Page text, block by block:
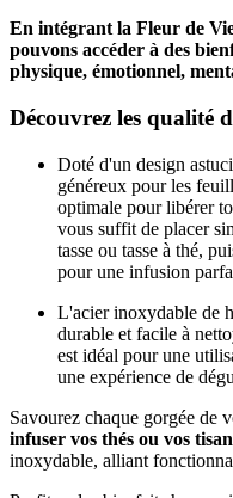
En intégrant la Fleur de
pouvons accéder à des
physique, émotionnel,
Découvrez les qualité
Doté d'un design
généreux pour les
optimale pour libérer
vous suffit de placer
tasse ou tasse à thé,
pour une infusion
L'acier inoxydable de
durable et facile à
est idéal pour une
une expérience de
Savourez chaque gorgée de
infuser vos thés ou vos
inoxydable, alliant